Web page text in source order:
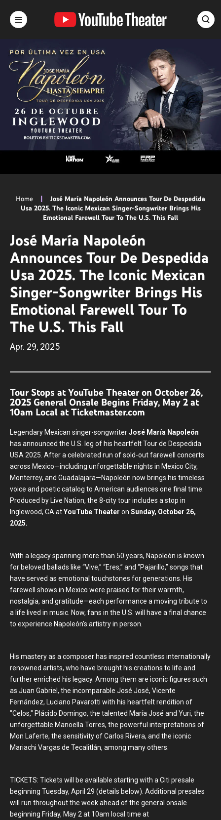
content
Tickets
Search
Home |
José María Napoleón Announces Tour De Despedida
Usa 2025. The Iconic Mexican Singer-Songwriter Brings His
Emotional Farewell Tour To The U.S. This Fall
José María Napoleón
Announces Tour De Despedida
Usa 2025. The Iconic Mexican
Singer-Songwriter Brings His
Emotional Farewell Tour To
The U.S. This Fall
Apr. 29, 2025
Tour Stops at YouTube Theater on October 26,
2025 General Onsale Begins Friday, May 2 at
10am Local at Ticketmaster.com
Legendary Mexican singer-songwriterJosé María Napoleón
has announced the U.S. leg of his heartfelt Tour de Despedida
USA 2025. After a celebrated run of sold-out farewell concerts
across Mexico—including unforgettable nights in Mexico City,
Monterrey, and Guadalajara—Napoleón now brings his timeless
voice and poetic catalog to American audiences one final time.
Produced by Live Nation, the 8-city tour includes a stop in
Inglewood, CA atYouTube Theater on Sunday, October 26,
2025.
With a legacy spanning more than 50 years, Napoleón is known
for beloved ballads like “Vive,” “Eres,” and “Pajarillo,” songs that
have served as emotional touchstones for generations. His
farewell shows in Mexico were praised for their warmth,
nostalgia, and gratitude—each performance a moving tribute to
a life lived in music. Now, fans in the U.S. will have a final chance
to experience Napoleón’s artistry in person.
His mastery as a composer has inspired countless internationally
renowned artists, who have brought his creations to life and
further enriched his legacy. Among them are iconic figures such
as Juan Gabriel, the incomparable José José, Vicente
Fernández, Luciano Pavarotti with his heartfelt rendition of
"Celos," Plácido Domingo, the talented María José and Yuri, the
unforgettable Manoella Torres, the powerful interpretations of
Mon Laferte, the sensitivity of Carlos Rivera, and the iconic
Mariachi Vargas de Tecalitlán, among many others.
TICKETS: Tickets will be available starting with a Citi presale
beginning Tuesday, April 29 (details below). Additional presales
will run throughout the week ahead of the general onsale
beginning Friday, May 2 at 10am local time at